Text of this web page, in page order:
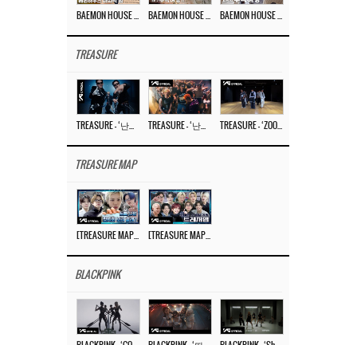
TREASURE
TREASURE MAP
BLACKPINK